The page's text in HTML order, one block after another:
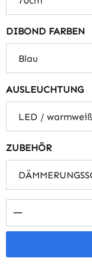
DIBOND FARBEN
AUSLEUCHTUNG
ZUBEHÖR
Produkt